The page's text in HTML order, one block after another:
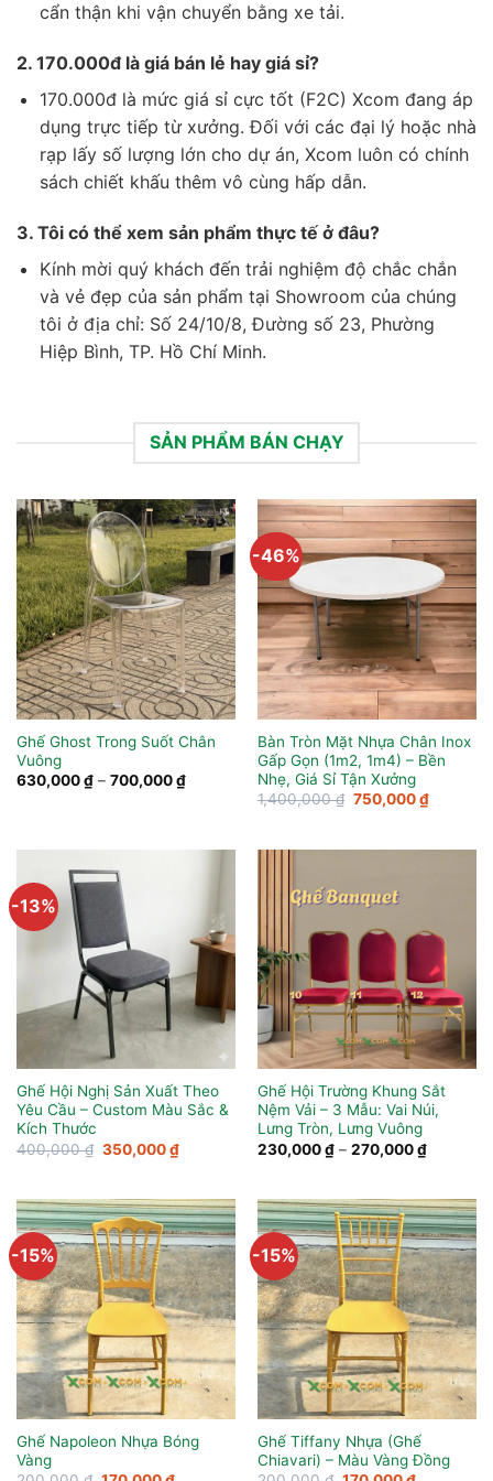
cẩn thận khi vận chuyển bằng xe tải.
2. 170.000đ là giá bán lẻ hay giá sỉ?
170.000đ là mức giá sỉ cực tốt (F2C) Xcom đang áp
dụng trực tiếp từ xưởng. Đối với các đại lý hoặc nhà
rạp lấy số lượng lớn cho dự án, Xcom luôn có chính
sách chiết khấu thêm vô cùng hấp dẫn.
3. Tôi có thể xem sản phẩm thực tế ở đâu?
Kính mời quý khách đến trải nghiệm độ chắc chắn
và vẻ đẹp của sản phẩm tại Showroom của chúng
tôi ở địa chỉ: Số 24/10/8, Đường số 23, Phường
Hiệp Bình, TP. Hồ Chí Minh.
SẢN PHẨM BÁN CHẠY
Ghế Ghost Trong Suốt Chân
Vuông
630,000₫ – 700,000₫Khoảng
giá:
700,000 ₫
-46%
Bàn Tròn Mặt Nhựa Chân Inox
Gấp Gọn (1m2, 1m4) – Bền
Nhẹ, Giá Sỉ Tận Xưởng
1,400,000₫ Giá
750,000₫Giá
hiện
750,000
-13%
Ghế Hội Nghị Sản Xuất Theo
Yêu Cầu – Custom Màu Sắc &
Kích Thước
400,000₫ Giá
350,000₫Giá
hiện
350,000 ₫.
Ghế Hội Trường Khung Sắt
Nệm Vải – 3 Mẫu: Vai Núi,
Lưng Tròn, Lưng Vuông
230,000₫ – 270,000₫Khoảng
giá:
đến
270,000
-15%
Ghế Napoleon Nhựa Bóng
Vàng
-15%
Ghế Tiffany Nhựa (Ghế
Chiavari) – Màu Vàng Đồng